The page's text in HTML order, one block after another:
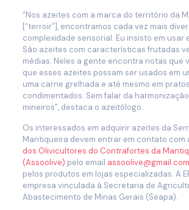
“Nos azeites com a marca do território da
[“terroir”], encontramos cada vez mais
complexidade sensorial. Eu insisto em usar
São azeites com características frutadas
médias. Neles a gente encontra notas que
que esses azeites possam ser usados em
uma carne grelhada e até mesmo em
condimentados. Sem falar da
mineiros”, destaca o azeitólogo.
Os interessados em adquirir azeites da
Mantiqueira devem entrar em contato com
dos Olivicultores do Contrafortes da
(Assoolive) pelo email assoolive@gmail.com
pelos produtos em lojas especializadas. A
empresa vinculada à Secretaria de
Abastecimento de Minas Gerais (Seapa).